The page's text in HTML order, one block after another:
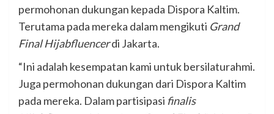
permohonan dukungan kepada Dispora Kaltim.
Terutama pada mereka dalam mengikuti Grand
Final Hijabfluencerdi Jakarta.
“Ini adalah kesempatan kami untuk bersilaturahmi.
Juga permohonan dukungan dari Dispora Kaltim
pada mereka. Dalam partisipasi finalis